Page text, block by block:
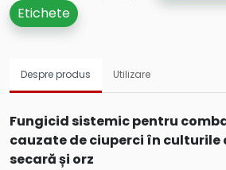
Etichete
Despre produs Utilizare
Fungicid sistemic pentru
cauzate de ciuperci în
secară și orz